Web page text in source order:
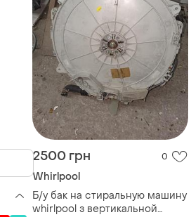
2500 грн 0
Whirlpool
Б/у бак на стиральную машину
whirlpool з вертикальной